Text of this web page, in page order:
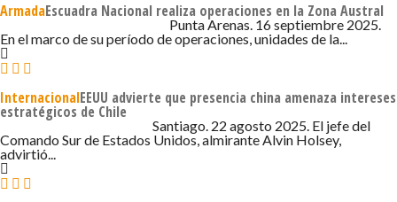
ArmadaEscuadra Nacional realiza operaciones en la Zona Austral
Punta Arenas. 16 septiembre 2025.
En el marco de su período de operaciones, unidades de la...
InternacionalEEUU advierte que presencia china amenaza intereses
estratégicos de Chile
22 DE AGOSTO DE 2025 - 9:59
Santiago. 22 agosto 2025. El jefe del
Comando Sur de Estados Unidos, almirante Alvin Holsey,
advirtió...